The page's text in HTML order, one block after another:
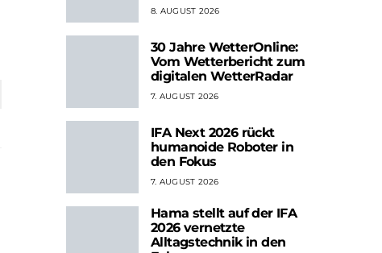
8. AUGUST 2026
30 Jahre WetterOnline:
Vom Wetterbericht zum
digitalen WetterRadar
7. AUGUST 2026
IFA Next 2026 rückt
humanoide Roboter in
den Fokus
7. AUGUST 2026
Hama stellt auf der IFA
2026 vernetzte
Alltagstechnik in den